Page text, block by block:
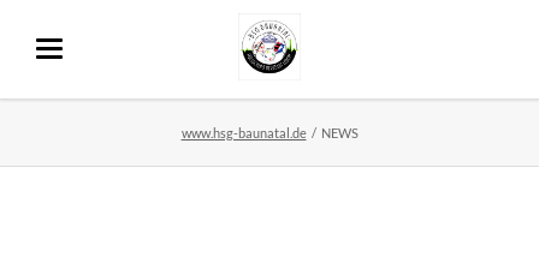
www.hsg-baunatal.de NEWS